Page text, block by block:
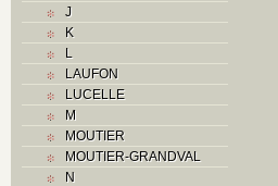
Monuments historiques
O
Problème jurassien
Q
J
K
L
LAUFON
LUCELLE
M
MOUTIER
MOUTIER-GRANDVAL
N